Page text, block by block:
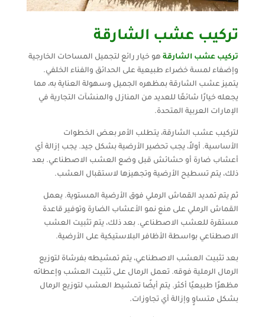
تركيب عشب الشارقة
تركيب عشب الشارقةهو خيار رائع لتجميل المساحات الخارجية
وإضفاء لمسة خضراء طبيعية على الحدائق والفناء الخلفي.
يتميز عشب الشارقة بمظهره الجميل وسهولة العناية به، مما
يجعله خيارًا شائعًا للعديد من المنازل والمنشآت التجارية في
الإمارات العربية المتحدة.
لتركيب عشب الشارقة، يتطلب الأمر بعض الخطوات
الأساسية. أولاً، يجب تحضير الأرضية بشكل جيد. يجب إزالة أي
أعشاب ضارة أو حشائش قبل وضع العشب الاصطناعي. بعد
ذلك، يتم تسطيح الأرضية وتجهيزها لاستقبال العشب.
ثم يتم تمديد القماش الرملي فوق الأرضية المستوية. يعمل
القماش الرملي على منع نمو الأعشاب الضارة وتوفير قاعدة
مستقرة للعشب الاصطناعي. بعد ذلك، يتم تثبيت العشب
الاصطناعي بواسطة الأظافر البلاستيكية على الأرضية.
بعد تثبيت العشب الاصطناعي، يتم تمشيطه بفرشاة لتوزيع
الرمال الرملية فوقه. تعمل الرمال على تثبيت العشب وإعطائه
مظهرًا طبيعيًا أكثر. يتم أيضًا تمشيط العشب لتوزيع الرمال
بشكل متساوٍ وإزالة أي تجاوزات.